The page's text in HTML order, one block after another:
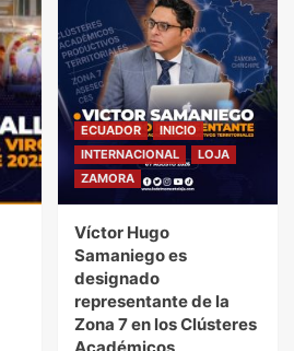
ECUADOR
INICIO
INTERNACIONAL
LOJA
ZAMORA
Víctor Hugo
Samaniego es
designado
representante de la
Zona 7 en los Clústeres